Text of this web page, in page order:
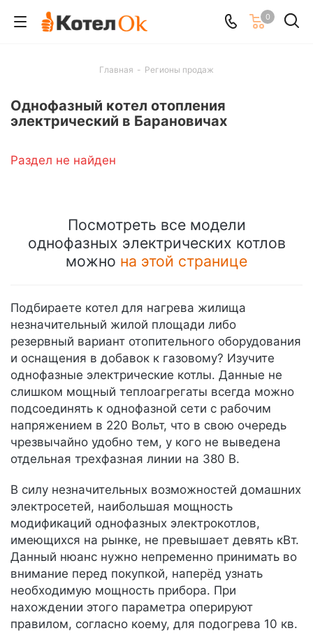
0
Главная - Регионы продаж
Однофазный котел отопления
электрический в Барановичах
Раздел не найден
Посмотреть все модели
однофазных электрических котлов
можно на этой странице
Подбираете котел для нагрева жилища
незначительный жилой площади либо
резервный вариант отопительного оборудования
и оснащения в добавок к газовому? Изучите
однофазные электрические котлы. Данные не
слишком мощный теплоагрегаты всегда можно
подсоединять к однофазной сети с рабочим
напряжением в 220 Вольт, что в свою очередь
чрезвычайно удобно тем, у кого не выведена
отдельная трехфазная линии на 380 В.
В силу незначительных возможностей домашних
электросетей, наибольшая мощность
модификаций однофазных электрокотлов,
имеющихся на рынке, не превышает девять кВт.
Данный нюанс нужно непременно принимать во
внимание перед покупкой, наперёд узнать
необходимую мощность прибора. При
нахождении этого параметра оперируют
правилом, согласно коему, для подогрева 10 кв.